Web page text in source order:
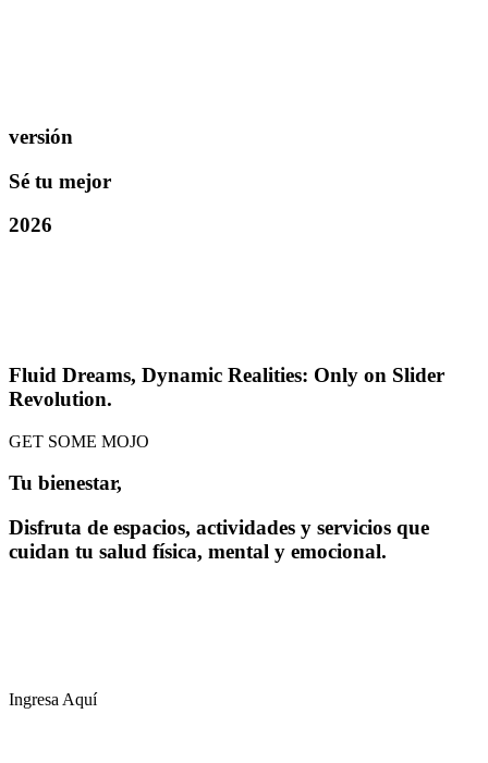
versión
Sé tu mejor
2026
Fluid Dreams, Dynamic Realities: Only on Slider
Revolution.
GET SOME MOJO
Tu bienestar,
Disfruta de espacios, actividades y servicios que
cuidan tu salud física, mental y emocional.
Ingresa Aquí